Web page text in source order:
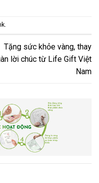
.
Tặng sức khỏe vàng, thay
lời chúc từ Life Gift Việt
Nam